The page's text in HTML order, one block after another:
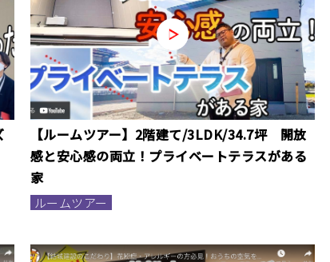
【ルームツアー】2階建て/3LDK/34.7坪 開放
感と安心感の両立！プライベートテラスがある
家
ルームツアー